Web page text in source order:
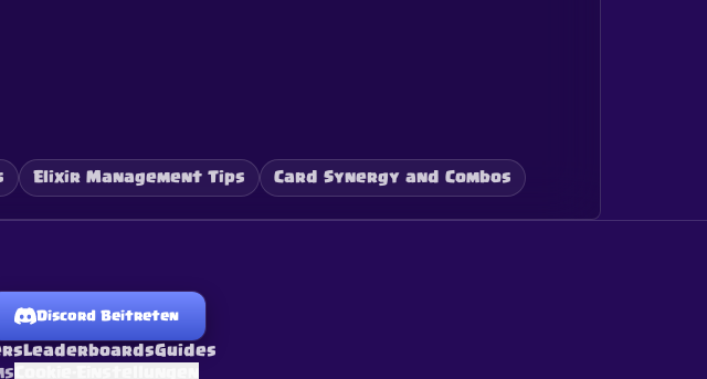
Elixir Management Tips Card Synergy and Combos
Discord Beitreten
LeaderboardsGuides